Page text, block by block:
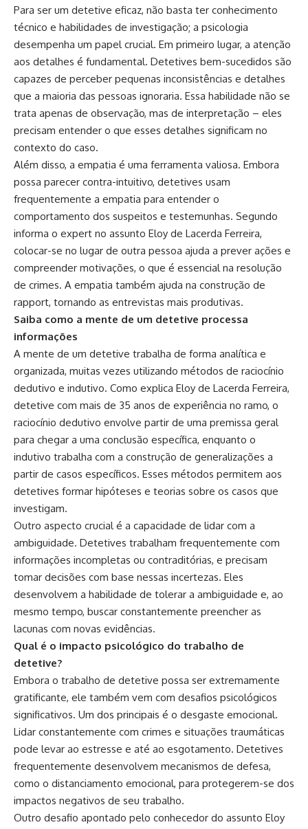
Para ser um detetive eficaz, não basta ter conhecimento
técnico e habilidades de investigação; a psicologia
desempenha um papel crucial. Em primeiro lugar, a atenção
aos detalhes é fundamental. Detetives bem-sucedidos são
capazes de perceber pequenas inconsistências e detalhes
que a maioria das pessoas ignoraria. Essa habilidade não se
trata apenas de observação, mas de interpretação – eles
precisam entender o que esses detalhes significam no
contexto do caso.
Além disso, a empatia é uma ferramenta valiosa. Embora
possa parecer contra-intuitivo, detetives usam
frequentemente a empatia para entender o
comportamento dos suspeitos e testemunhas. Segundo
informa o expert no assunto Eloy de Lacerda Ferreira,
colocar-se no lugar de outra pessoa ajuda a prever ações e
compreender motivações, o que é essencial na resolução
de crimes. A empatia também ajuda na construção de
rapport, tornando as entrevistas mais produtivas.
Saiba como a mente de um detetive processa
informações
A mente de um detetive trabalha de forma analítica e
organizada, muitas vezes utilizando métodos de raciocínio
dedutivo e indutivo. Como explica Eloy de Lacerda Ferreira,
detetive com mais de 35 anos de experiência no ramo, o
raciocínio dedutivo envolve partir de uma premissa geral
para chegar a uma conclusão específica, enquanto o
indutivo trabalha com a construção de generalizações a
partir de casos específicos. Esses métodos permitem aos
detetives formar hipóteses e teorias sobre os casos que
investigam.
Outro aspecto crucial é a capacidade de lidar com a
ambiguidade. Detetives trabalham frequentemente com
informações incompletas ou contraditórias, e precisam
tomar decisões com base nessas incertezas. Eles
desenvolvem a habilidade de tolerar a ambiguidade e, ao
mesmo tempo, buscar constantemente preencher as
lacunas com novas evidências.
Qual é o impacto psicológico do trabalho de
detetive?
Embora o trabalho de detetive possa ser extremamente
gratificante, ele também vem com desafios psicológicos
significativos. Um dos principais é o desgaste emocional.
Lidar constantemente com crimes e situações traumáticas
pode levar ao estresse e até ao esgotamento. Detetives
frequentemente desenvolvem mecanismos de defesa,
como o distanciamento emocional, para protegerem-se dos
impactos negativos de seu trabalho.
Outro desafio apontado pelo conhecedor do assunto Eloy